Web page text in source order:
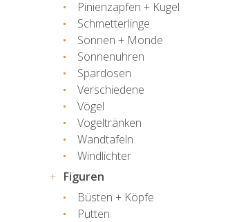
Pinienzapfen + Kugel
Schmetterlinge
Sonnen + Monde
Sonnenuhren
Spardosen
Verschiedene
Vögel
Vogeltränken
Wandtafeln
Windlichter
Figuren
Büsten + Köpfe
Putten